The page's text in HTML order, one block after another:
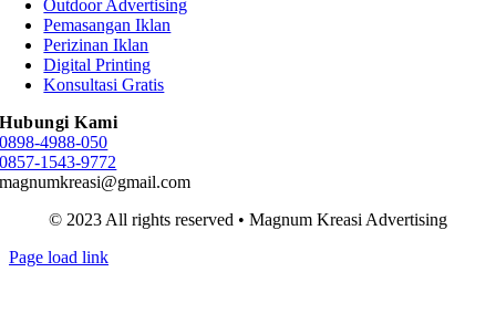
Outdoor Advertising
Pemasangan Iklan
Perizinan Iklan
Digital Printing
Konsultasi Gratis
Hubungi Kami
0898-4988-050
0857-1543-9772
magnumkreasi@gmail.com
© 2023 All rights reserved • Magnum Kreasi Advertising
Page load link